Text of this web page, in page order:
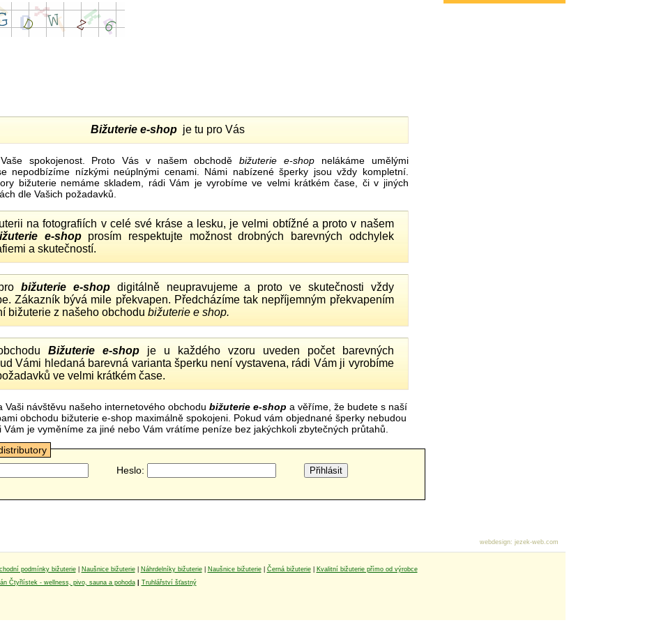
Bižuterie e-shopje tu pro Vás
spokojenost. Proto Vás v našem obchoděbižuterie e-shopnelákáme umělými
nepodbízíme nízkými neúplnými cenami. Námi nabízené šperky jsou vždy kompletní.
bižuterie nemáme skladem, rádi Vám je vyrobíme ve velmi krátkém čase, či v jiných
dle Vašich požadavků.
na fotografiích v celé své kráse a lesku, je velmi obtížné a proto v našem
e-shopprosím respektujte možnost drobných barevných odchylek
a skutečností.
probižuterie e-shopdigitálně neupravujeme a proto ve skutečnosti vždy
Zákazník bývá mile překvapen. Předcházíme tak nepříjemným překvapením
bižuterie z našeho obchodu bižuterie e shop.
Bižuterie e-shop je u každého vzoru uveden počet barevných
Vámi hledaná barevná varianta šperku není vystavena, rádi Vám ji vyrobíme
ve velmi krátkém čase.
Vaši návštěvu našeho internetového obchodu bižuterie e-shop a věříme, že budete s naší
obchodu bižuterie e-shop maximálně spokojeni. Pokud vám objednané šperky nebudou
Vám je vyměníme za jiné nebo Vám vrátíme peníze bez jakýchkoli zbytečných průtahů.
Heslo:
podmínky bižuterie| Naušnice bižuterie| Náhrdelníky bižuterie| Naušnice bižuterie| Černá bižuterie|
Kvalitní bižuterie přímo od výrobce
Čtyřlístek - wellness, pivo, sauna a pohoda| Truhlářství šťastný
webdesign: jezek-web.com